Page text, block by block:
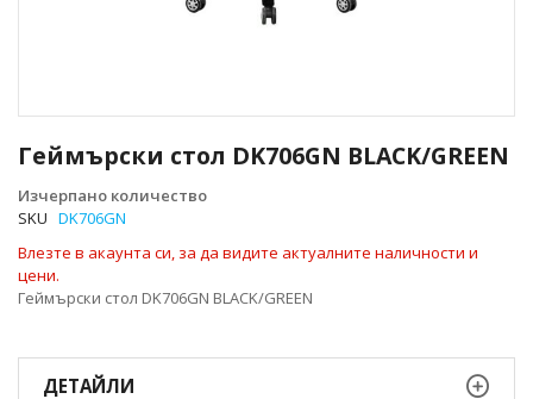
Геймърски стол DK706GN BLACK/GREEN
Изчерпано количество
SKU DK706GN
Влезте в акаунта си, за да видите актуалните наличности и
цени.
Геймърски стол DK706GN BLACK/GREEN
към
началото
на
галерия
снимки
ДЕТАЙЛИ